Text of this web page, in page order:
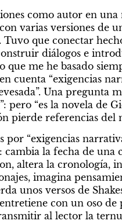
como autor en
varias versiones de
que conectar
diálogos e
que me he basado
cuenta “exigencias
Una pregunta
pero “es la novela de
pierde referencias del
“exigencias
la fecha de una
altera la cronología,
imagina
unos versos de
con un oso
al lector la